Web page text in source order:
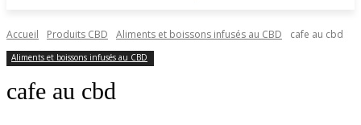
Accueil Produits CBD Aliments et boissons infusés au CBD cafe au cbd
Aliments et boissons infusés au CBD
cafe au cbd